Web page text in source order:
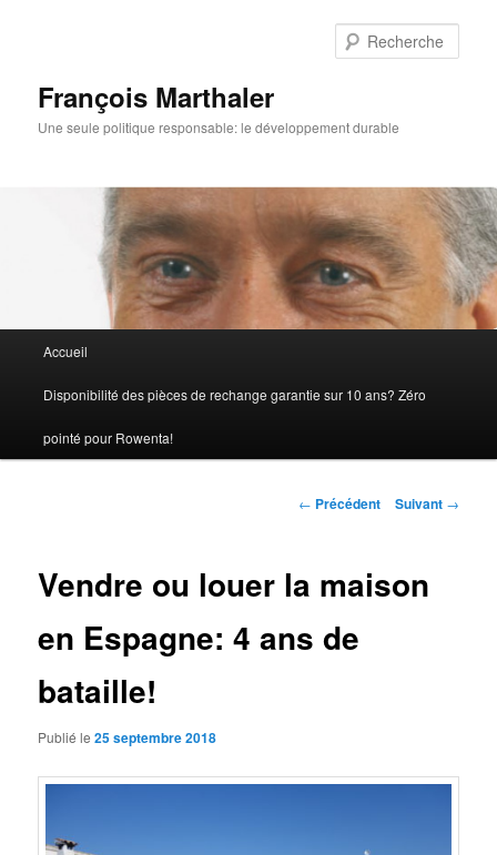
François Marthaler
Une seule politique responsable: le développement durable
principal
Aller
au
contenu
Accueil
Disponibilité des pièces de rechange garantie sur 10 ans? Zéro
pointé pour Rowenta!
Navigation
← Précédent Suivant →
Vendre ou louer la maison
en Espagne: 4 ans de
bataille!
Publié le25 septembre 2018